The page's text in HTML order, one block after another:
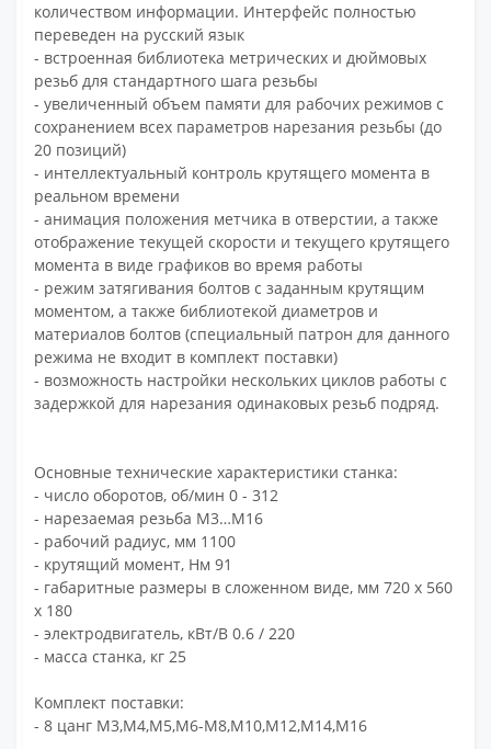
количеством информации. Интерфейс полностью
переведен на русский язык
- встроенная библиотека метрических и дюймовых
резьб для стандартного шага резьбы
- увеличенный объем памяти для рабочих режимов с
сохранением всех параметров нарезания резьбы (до
20 позиций)
- интеллектуальный контроль крутящего момента в
реальном времени
- анимация положения метчика в отверстии, а также
отображение текущей скорости и текущего крутящего
момента в виде графиков во время работы
- режим затягивания болтов с заданным крутящим
моментом, а также библиотекой диаметров и
материалов болтов (специальный патрон для данного
режима не входит в комплект поставки)
- возможность настройки нескольких циклов работы с
задержкой для нарезания одинаковых резьб подряд.
Основные технические характеристики станка:
- число оборотов, об/мин 0 - 312
- нарезаемая резьба М3…M16
- рабочий радиус, мм 1100
- крутящий момент, Нм 91
- габаритные размеры в сложенном виде, мм 720 х 560
х 180
- электродвигатель, кВт/В 0.6 / 220
- масса станка, кг 25
Комплект поставки:
- 8 цанг M3,M4,M5,M6-М8,M10,M12,M14,M16